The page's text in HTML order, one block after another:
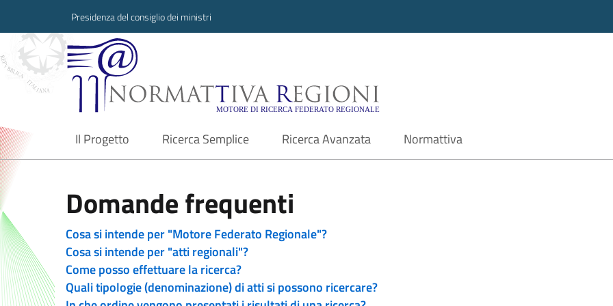
Presidenza del consiglio dei ministri
Normattiva Regioni - Motore di ricerca
Il Progetto
current Ricerca Semplice Ricerca Avanzata Normattiva
Domande frequenti
Cosa si intende per "Motore Federato Regionale"?
Cosa si intende per "atti regionali"?
Come posso effettuare la ricerca?
Quali tipologie (denominazione) di atti si possono ricercare?